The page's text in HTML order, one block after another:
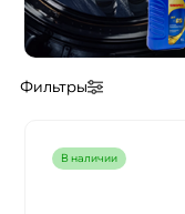
Фильтры
наличии